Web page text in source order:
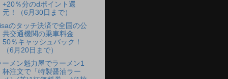
+20％分のdポイント還
元！（6月30日まで）
のタッチ決済で全国の公
共交通機関の乗車料金
50％キャッシュバック！
（6月20日まで）
ーメン魁力屋でラーメン1
杯注文で「特製醤油ラー